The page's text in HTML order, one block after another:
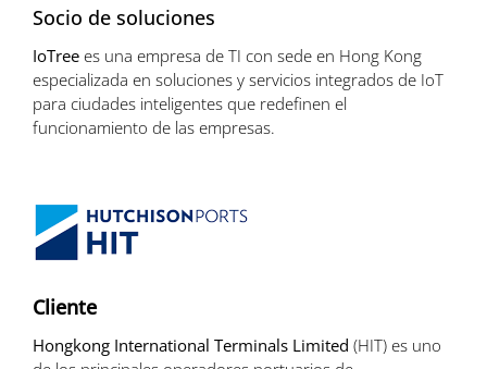
Socio de soluciones
IoTreees una empresa de TI con sede en Hong Kong
especializada en soluciones y servicios integrados de IoT
para ciudades inteligentes que redefinen el
funcionamiento de las empresas.
Cliente
Hongkong International Terminals Limited (HIT) es uno